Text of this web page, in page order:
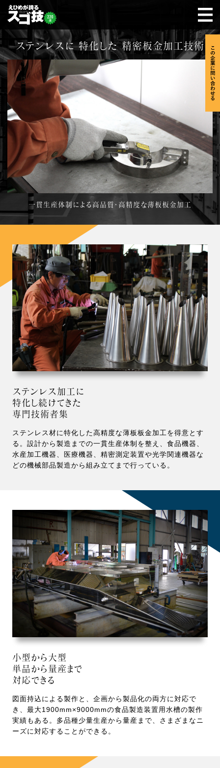
ステンレスに 特化した 精密板金加工技術
一貫生産体制による高品質・高精度な薄板板金加工
ステンレス加工に
特化し続けてきた
専門技術者集
ステンレス材に特化した高精度な薄板板金加工を得意とす
る。設計から製造までの一貫生産体制を整え、食品機器、
水産加工機器、医療機器、精密測定装置や光学関連機器な
どの機械部品製造から組み立てまで行っている。
小型から大型
単品から量産まで
対応できる
図面持込による製作と、企画から製品化の両方に対応で
き、最大1900mm×9000mmの食品製造装置用水槽の製作
実績もある。多品種少量生産から量産まで、さまざまなニ
ーズに対応することができる。